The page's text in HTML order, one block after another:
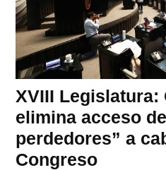
XVIII Legislatura:
elimina acceso
perdedores” a
Congreso